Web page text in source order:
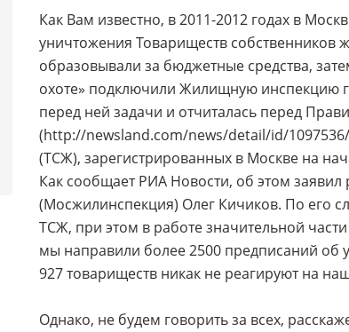
Как Вам известно, в 2011-2012 годах в
уничтожения Товариществ собственников
образовывали за бюджетные средства,
охоте» подключили Жилищную инспекцию
перед ней задачи и отчиталась перед
(http://newsland.com/news/detail/id/
(ТСЖ), зарегистрированных в Москве на
Как сообщает РИА Новости, об этом
(Мосжилинспекция) Олег Кичиков. По его
ТСЖ, при этом в работе значительной
мы направили более 2500 предписаний об
927 товариществ никак не реагируют на
Однако, не будем говорить за всех,